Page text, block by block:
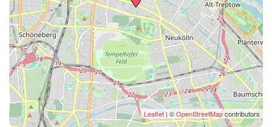
Leaflet | ©OpenStreetMapcontributors